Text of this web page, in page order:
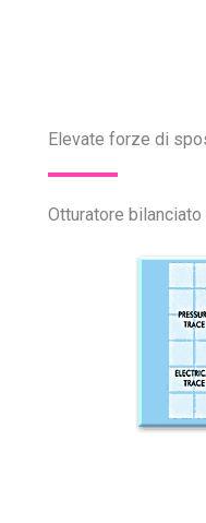
Elevate forze di
Otturatore